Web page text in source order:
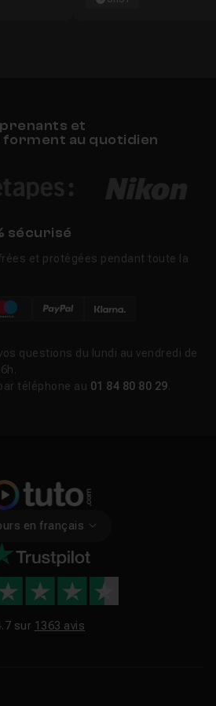
et
au quotidien
sécurisé
et protégées pendant toute la
questions du lundi au vendredi de
téléphone au 01 84 80 80 29
en français
sur 1363 avis